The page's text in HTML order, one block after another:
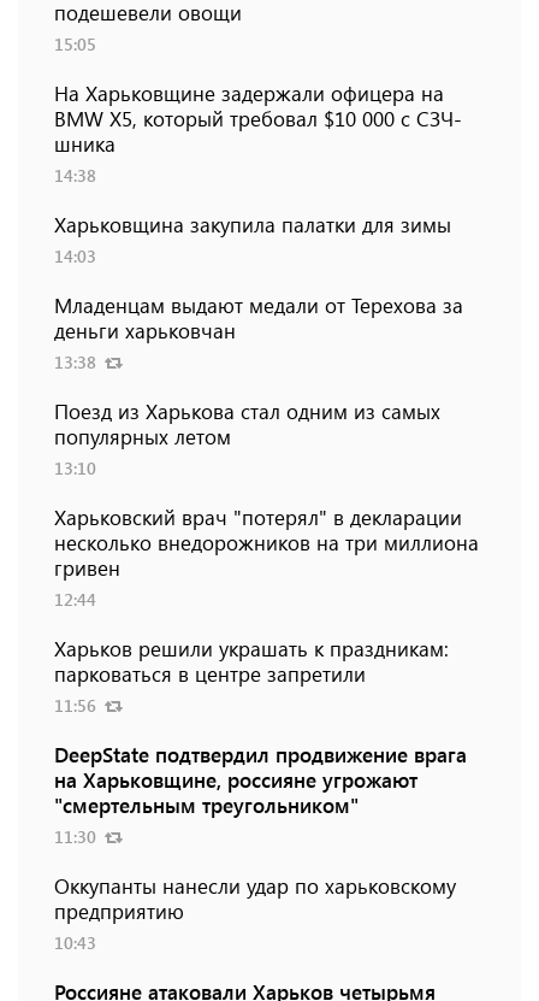
подешевели овощи
15:05
На Харьковщине задержали офицера на
BMW Х5, который требовал $10 000 с СЗЧ-
шника
14:38
Харьковщина закупила палатки для зимы
14:03
Младенцам выдают медали от Терехова за
деньги харьковчан
13:38
Поезд из Харькова стал одним из самых
популярных летом
13:10
Харьковский врач "потерял" в декларации
несколько внедорожников на три миллиона
гривен
12:44
Харьков решили украшать к праздникам:
парковаться в центре запретили
11:56
DeepState подтвердил продвижение врага
на Харьковщине, россияне угрожают
"смертельным треугольником"
11:30
Оккупанты нанесли удар по харьковскому
предприятию
10:43
Россияне атаковали Харьков четырьмя